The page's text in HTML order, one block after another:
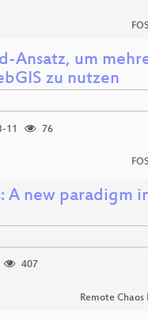
Ansatz, um
zu nutzen
11
76
A new paradigm
407
Remote Chaos